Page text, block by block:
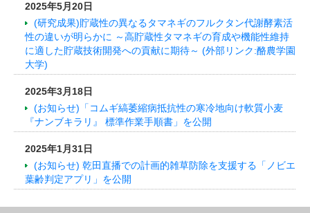
2025年5月20日
(研究成果)貯蔵性の異なるタマネギのフルクタン代謝酵素活
性の違いが明らかに ～高貯蔵性タマネギの育成や機能性維持
に適した貯蔵技術開発への貢献に期待～ (外部リンク:酪農学園
大学)
2025年3月18日
(お知らせ)「コムギ縞萎縮病抵抗性の寒冷地向け軟質小麦
『ナンブキラリ』 標準作業手順書」を公開
2025年1月31日
(お知らせ) 乾田直播での計画的雑草防除を支援する「ノビエ
葉齢判定アプリ」を公開